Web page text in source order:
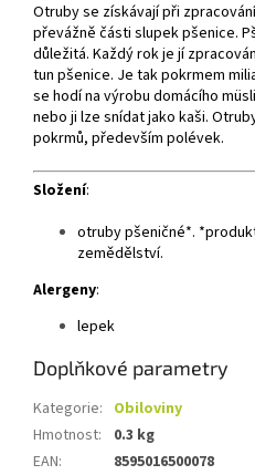
Otruby se získávají při
převážně části slupek pšenice.
důležitá. Každý rok je jí
tun pšenice. Je tak pokrmem
se hodí na výrobu domácího
nebo ji lze snídat jako kaši.
pokrmů, především polévek.
Složení:
otruby pšeničné*.
zemědělství.
Alergeny:
lepek
Doplňkové parametry
Kategorie: Obiloviny
Hmotnost:
0.3 kg
EAN: 8595016500078